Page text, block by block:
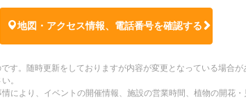
地図・アクセス情報、電話番号を確認する
す。随時更新をしておりますが内容が変更となっている場合が
。
により、イベントの開催情報、施設の営業時間、植物の開花